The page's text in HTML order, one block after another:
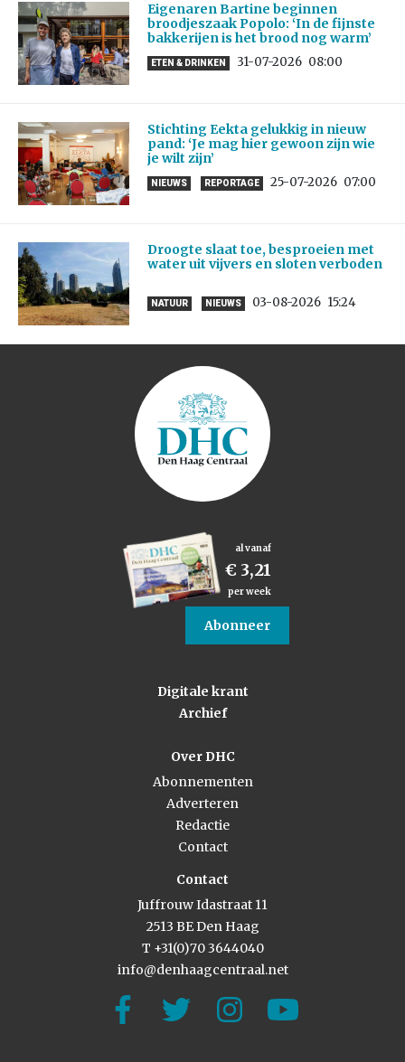
Eigenaren Bartine beginnen
broodjeszaak Popolo: ‘In de fijnste
bakkerijen is het brood nog warm’
ETEN & DRINKEN 31-07-2026 08:00
Stichting Eekta gelukkig in nieuw
pand: ‘Je mag hier gewoon zijn wie
je wilt zijn’
NIEUWS REPORTAGE 25-07-2026 07:00
Droogte slaat toe, besproeien met
water uit vijvers en sloten verboden
NATUUR NIEUWS 03-08-2026 15:24
al vanaf
€ 3,21
per week
Abonneer
Digitale krant
Archief
Over DHC
Abonnementen
Adverteren
Redactie
Contact
Contact
Juffrouw Idastraat 11
2513 BE Den Haag
T +31(0)70 3644040
info@denhaagcentraal.net